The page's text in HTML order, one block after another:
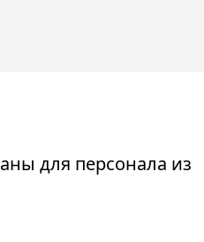
для персонала из